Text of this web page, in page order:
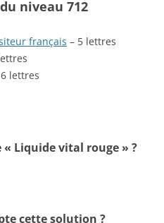
niveau 712
français – 5 lettres
lettres
Liquide vital rouge » ?
cette solution ?